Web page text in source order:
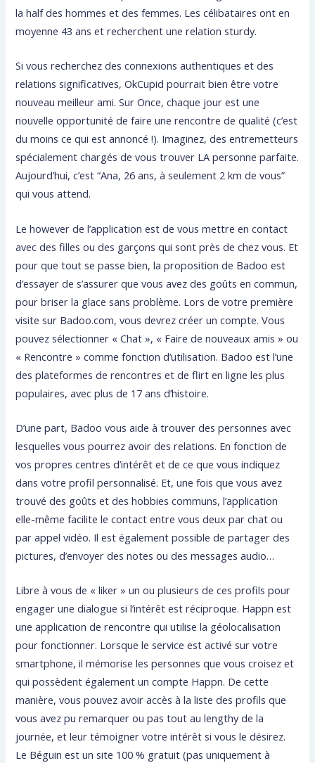
la half des hommes et des femmes. Les célibataires ont en
moyenne 43 ans et recherchent une relation sturdy.
Si vous recherchez des connexions authentiques et des
relations significatives, OkCupid pourrait bien être votre
nouveau meilleur ami. Sur Once, chaque jour est une
nouvelle opportunité de faire une rencontre de qualité (c’est
du moins ce qui est annoncé !). Imaginez, des entremetteurs
spécialement chargés de vous trouver LA personne parfaite.
Aujourd’hui, c’est “Ana, 26 ans, à seulement 2 km de vous”
qui vous attend.
Le however de l’application est de vous mettre en contact
avec des filles ou des garçons qui sont près de chez vous. Et
pour que tout se passe bien, la proposition de Badoo est
d’essayer de s’assurer que vous avez des goûts en commun,
pour briser la glace sans problème. Lors de votre première
visite sur Badoo.com, vous devrez créer un compte. Vous
pouvez sélectionner « Chat », « Faire de nouveaux amis » ou
« Rencontre » comme fonction d’utilisation. Badoo est l’une
des plateformes de rencontres et de flirt en ligne les plus
populaires, avec plus de 17 ans d’histoire.
D’une part, Badoo vous aide à trouver des personnes avec
lesquelles vous pourrez avoir des relations. En fonction de
vos propres centres d’intérêt et de ce que vous indiquez
dans votre profil personnalisé. Et, une fois que vous avez
trouvé des goûts et des hobbies communs, l’application
elle-même facilite le contact entre vous deux par chat ou
par appel vidéo. Il est également possible de partager des
pictures, d’envoyer des notes ou des messages audio…
Libre à vous de « liker » un ou plusieurs de ces profils pour
engager une dialogue si l’intérêt est réciproque. Happn est
une application de rencontre qui utilise la géolocalisation
pour fonctionner. Lorsque le service est activé sur votre
smartphone, il mémorise les personnes que vous croisez et
qui possèdent également un compte Happn. De cette
manière, vous pouvez avoir accès à la liste des profils que
vous avez pu remarquer ou pas tout au lengthy de la
journée, et leur témoigner votre intérêt si vous le désirez.
Le Béguin est un site 100 % gratuit (pas uniquement à